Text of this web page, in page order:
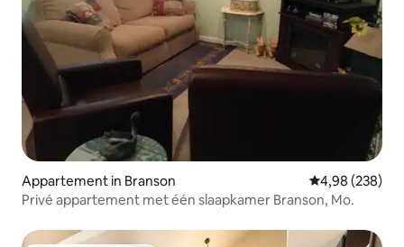
Appartement in Branson Gemiddelde
4,98 (238)
Privé appartement met één slaapkamer Branson, Mo.